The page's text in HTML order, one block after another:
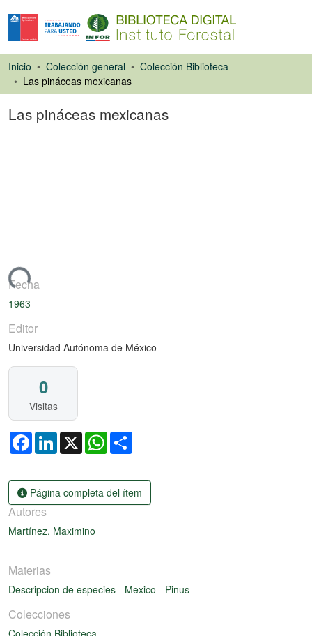
Inicio Colección general
Colección Biblioteca
Las pináceas mexicanas
Las pináceas mexicanas
Fecha
1963
Editor
Universidad Autónoma de México
0
Visitas
FacebookLinkedIn
X WhatsApp
Página completa del ítem
Autores
Martínez, Maximino
Materias
Descripcion de especies - Mexico - Pinus
Colecciones
Colección Biblioteca